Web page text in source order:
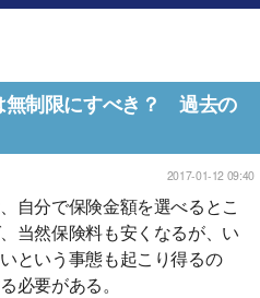
無制限にすべき？ 過去の
2017-01-12 09:40
自分で保険金額を選べるとこ
当然保険料も安くなるが、い
という事態も起こり得るの
必要がある。